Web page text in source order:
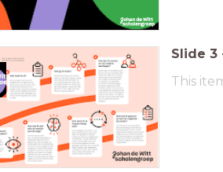
Slide 3
This